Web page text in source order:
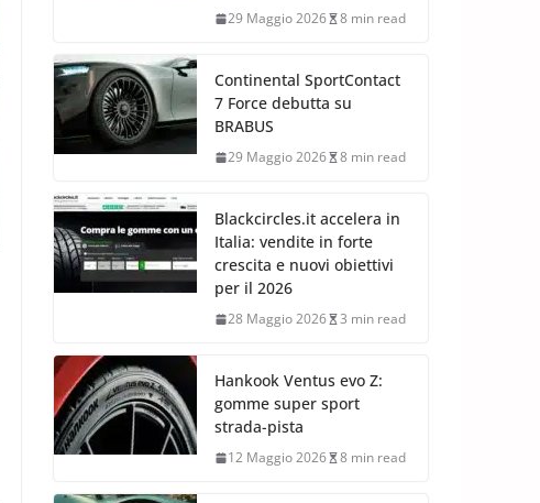
29 Maggio 2026 8 min read
Continental SportContact
7 Force debutta su
BRABUS
29 Maggio 2026 8 min read
Blackcircles.it accelera in
Italia: vendite in forte
crescita e nuovi obiettivi
per il 2026
28 Maggio 2026 3 min read
Hankook Ventus evo Z:
gomme super sport
strada-pista
12 Maggio 2026 8 min read